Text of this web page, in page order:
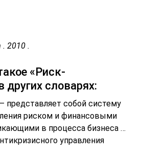
. 2010 .
«Риск-
словарях:
представляет собой систему
риском и финансовыми
в процесса бизнеса …
управления